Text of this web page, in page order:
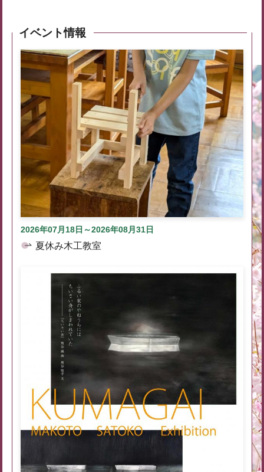
イベント情報
2026年07月18日～2026年08月31日
夏休み木工教室